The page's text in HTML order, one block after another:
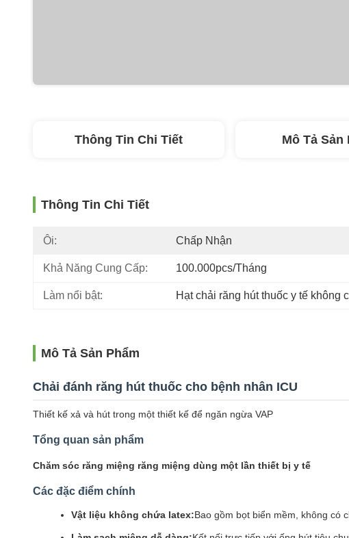
Thông Tin Chi Tiết Mô Tả Sản
Thông Tin Chi Tiết
Ôi: Chấp Nhận
Khả Năng Cung Cấp: 100.000pcs/tháng
Làm nổi bật: Hạt chải răng hút thuốc y tế không
Mô Tả Sản Phẩm
Chải đánh răng hút thuốc cho bệnh nhân ICU
Thiết kế xả và hút trong một thiết kế để ngăn ngừa VAP
Tổng quan sản phẩm
Chăm sóc răng miệng răng miệng dùng một lần thiết bị y tế
Các đặc điểm chính
Vật liệu không chứa latex:Bao gồm bọt biển mềm, không có